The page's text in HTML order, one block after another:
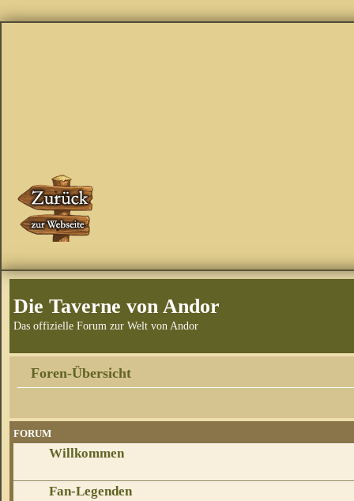
Die Taverne von Andor
Das offizielle Forum zur Welt von Andor
Foren-Übersicht
FORUM
Willkommen
Fan-Legenden